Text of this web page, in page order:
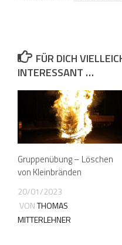
FÜR DICH
INTERESSANT …
Gruppenübung – Löschen
von Kleinbränden
20/01/2023
VONTHOMAS
MITTERLEHNER